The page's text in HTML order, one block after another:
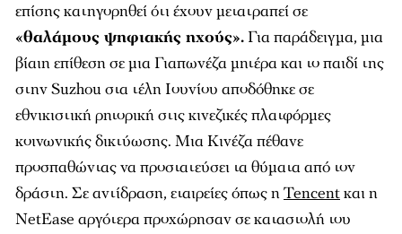
επίσης κατηγορηθεί ότι έχουν μετατραπεί σε
«θαλάμους ψηφιακής ηχούς». Για παράδειγμα, μια
βίαιη επίθεση σε μια Γιαπωνέζα μητέρα και το παιδί της
στην Suzhou στα τέλη Ιουνίου αποδόθηκε σε
εθνικιστική ρητορική στις κινεζικές πλατφόρμες
κοινωνικής δικτύωσης. Μια Κινέζα πέθανε
προσπαθώντας να προστατεύσει τα θύματα από τον
δράστη. Σε αντίδραση, εταιρείες όπως ηTencentκαι η
NetEase αργότερα προχώρησαν σε καταστολή του